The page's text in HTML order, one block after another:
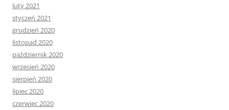
luty 2021
styczeń 2021
grudzień 2020
listopad 2020
październik 2020
wrzesień 2020
sierpień 2020
lipiec 2020
czerwiec 2020